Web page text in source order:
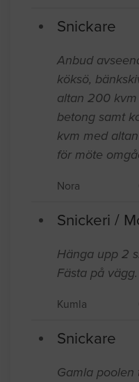
Snickare
Anbud
köksö,
altan 200
betong samt
kvm med
för möte
Nora
Snickeri /
Hänga upp 2
Fästa på vägg.
Kumla
Snickare
Gamla poolen